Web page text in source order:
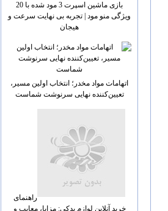
بازی ماشین اسپرت 3 مود شده با 20
ویژگی منو مود | تجربه بی نهایت سرعت و
هیجان
اتهامات مواد مخدر؛ انتخاب اولین مسیر،
تعیین‌کننده نهایی سرنوشت شماست
راهنمای
خرید آنلاین لوازم یدکی: مزایا، معایب و